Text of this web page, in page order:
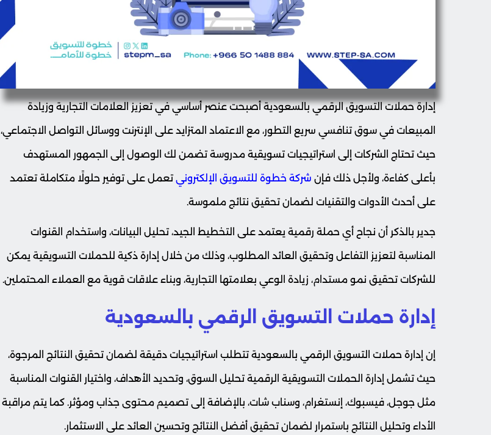
إدارة حملات التسويق الرقمي بالسعودية أصبحت عنصر أساسي في تعزيز العلامات التجارية وزيادة
المبيعات في سوق تنافسي سريع التطور، مع الاعتماد المتزايد على الإنترنت ووسائل التواصل الاجتماعي،
حيث تحتاج الشركات إلى استراتيجيات تسويقية مدروسة تضمن لك الوصول إلى الجمهور المستهدف
بأعلى كفاءة، ولأجل ذلك فإن شركة خطوة للتسويق الإلكترونيتعمل على توفير حلولًا متكاملة تعتمد
على أحدث الأدوات والتقنيات لضمان تحقيق نتائج ملموسة.
جدير بالذكر أن نجاح أي حملة رقمية يعتمد على التخطيط الجيد، تحليل البيانات، واستخدام القنوات
المناسبة لتعزيز التفاعل وتحقيق العائد المطلوب، وذلك من خلال إدارة ذكية للحملات التسويقية يمكن
للشركات تحقيق نمو مستدام، زيادة الوعي بعلامتها التجارية، وبناء علاقات قوية مع العملاء المحتملين.
إدارة حملات التسويق الرقمي بالسعودية
إن إدارة حملات التسويق الرقمي بالسعودية تتطلب استراتيجيات دقيقة لضمان تحقيق النتائج المرجوة،
حيث تشمل إدارة الحملات التسويقية الرقمية تحليل السوق، وتحديد الأهداف، واختيار القنوات المناسبة
مثل جوجل، فيسبوك، إنستغرام، وسناب شات، بالإضافة إلى تصميم محتوى جذاب ومؤثر. كما يتم مراقبة
الأداء وتحليل النتائج باستمرار لضمان تحقيق أفضل النتائج وتحسين العائد على الاستثمار.